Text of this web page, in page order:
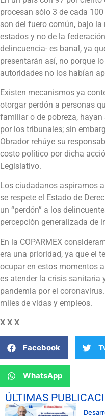
procesan sólo 3 de cada
son del fuero común, bajo
estados y no de la
delincuencia- es banal, ya
presentarán así, no porque
autoridades no los habían
Existen mecanismos ya
otorgar perdón a personas
familiar o de pobreza,
por los tribunales; sin
Obrador rehúye su
costo político por dicha
Legislativo.
Los ciudadanos aspiramos
se respete el Estado de
un “perdón” a los
percepción generalizada de
En la COPARMEX
era una prioridad, ya que el
ocupar en estos momentos
es atender la crisis sanitaria
pandemia por el
miles de vidas y empleos.
X X X
Facebook
WhatsApp
ÚLTIMAS